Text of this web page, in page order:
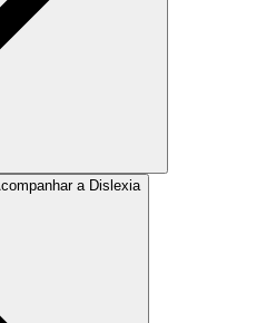
a Dislexia